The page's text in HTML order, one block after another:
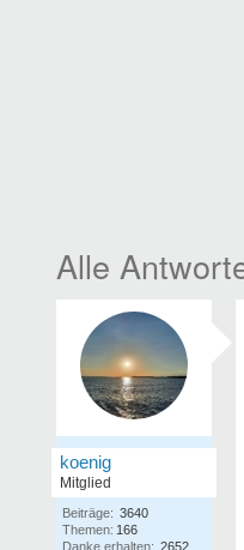
koenig
Mitglied
Beiträge: 3640
Themen: 166
Danke erhalten: 2652